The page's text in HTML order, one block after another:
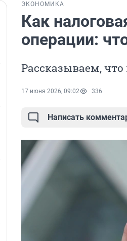
ЭКОНОМИКА
Как
операции:
Рассказываем,
17 июня 2026, 09:02 336
Написать